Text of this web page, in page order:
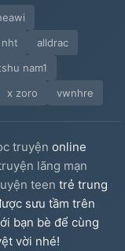
alldrac
nam1
x zoro vwnhre
truyện online
lãng mạn
teen trẻ trung
sưu tầm trên
bạn bè để cùng
vời nhé!